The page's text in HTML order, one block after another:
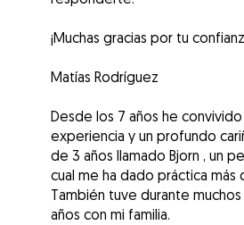
¡Muchas gracias por tu
Matías Rodríguez
Desde los 7 años he
experiencia y un profundo
de 3 años llamado Bjorn , un
cual me ha dado práctica
También tuve durante muchos
años con mi familia.